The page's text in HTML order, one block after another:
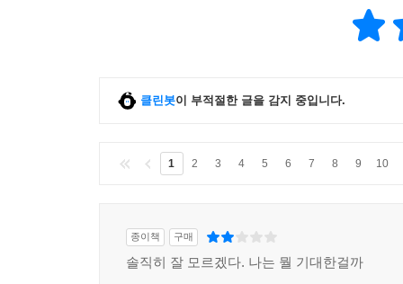
클린봇이 부적절한 글을 감지 중입니다.
1 2 3 4 5 6 7 8 9 10
종이책 구매
솔직히 잘 모르겠다. 나는 뭘 기대한걸까